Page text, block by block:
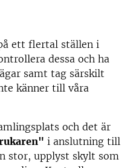
ett flertal ställen i
dessa och ha
samt tag särskilt
känner till våra
och det är
i anslutning till
stor, upplyst skylt som